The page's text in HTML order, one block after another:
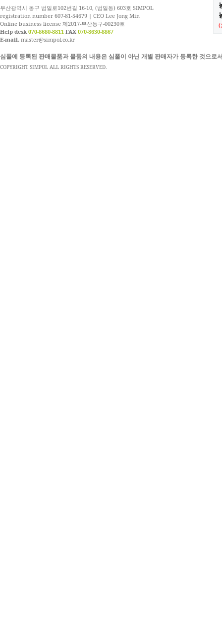
부산광역시 동구 범일로102번길 16-10, (범일동) 603호 SIMPOL
registration number 607-81-54679 | CEO Lee Jong Min
Online business license 제2017-부산동구-00230호
Help desk 070-8680-8811 FAX 070-8630-8867
E-mail. master@simpol.co.kr
(
심폴에 등록된 판매물품과 물품의 내용은 심폴이 아닌 개별 판매자가 등록한 것으
COPYRIGHT SIMPOL ALL RIGHTS RESERVED.